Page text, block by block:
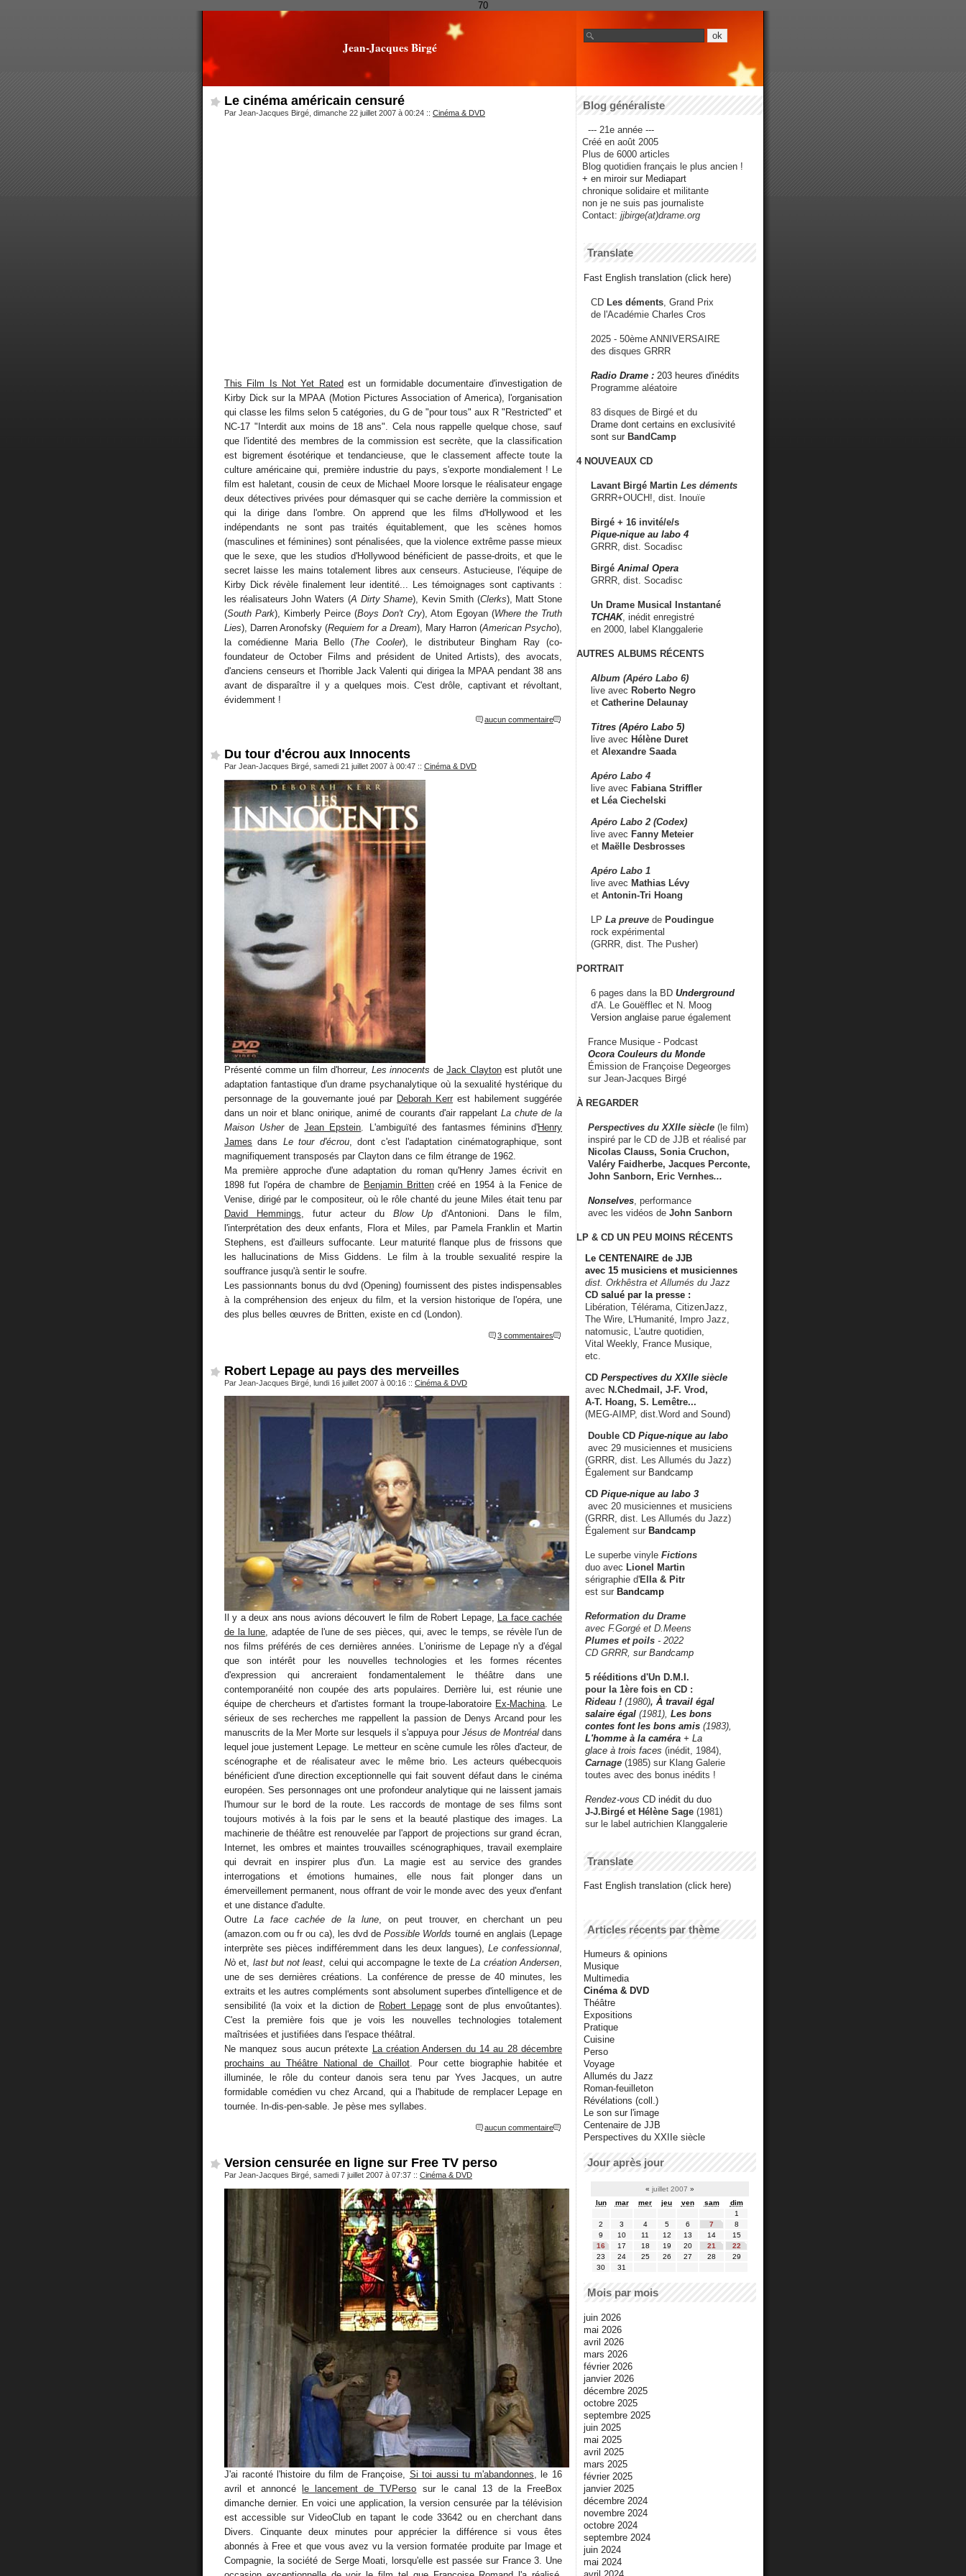
70
Jean-Jacques Birgé
Le cinéma américain censuré
Par Jean-Jacques Birgé, dimanche 22 juillet 2007 à 00:24 :: Cinéma & DVD
This Film Is Not Yet Rated est un formidable documentaire d'investigation de
Kirby Dick sur la MPAA (Motion Pictures Association of America), l'organisation
qui classe les films selon 5 catégories, du G de "pour tous" aux R "Restricted" et
NC-17 "Interdit aux moins de 18 ans". Cela nous rappelle quelque chose, sauf
que l'identité des membres de la commission est secrète, que la classification
est bigrement ésotérique et tendancieuse, que le classement affecte toute la
culture américaine qui, première industrie du pays, s'exporte mondialement ! Le
film est haletant, cousin de ceux de Michael Moore lorsque le réalisateur engage
deux détectives privées pour démasquer qui se cache derrière la commission et
qui la dirige dans l'ombre. On apprend que les films d'Hollywood et les
indépendants ne sont pas traités équitablement, que les scènes homos
(masculines et féminines) sont pénalisées, que la violence extrême passe mieux
que le sexe, que les studios d'Hollywood bénéficient de passe-droits, et que le
secret laisse les mains totalement libres aux censeurs. Astucieuse, l'équipe de
Kirby Dick révèle finalement leur identité... Les témoignages sont captivants :
les réalisateurs John Waters (A Dirty Shame), Kevin Smith (Clerks), Matt Stone
(South Park), Kimberly Peirce (Boys Don't Cry), Atom Egoyan (Where the Truth
Lies), Darren Aronofsky (Requiem for a Dream), Mary Harron (American Psycho),
la comédienne Maria Bello (The Cooler), le distributeur Bingham Ray (co-
foundateur de October Films and président de United Artists), des avocats,
d'anciens censeurs et l'horrible Jack Valenti qui dirigea la MPAA pendant 38 ans
avant de disparaître il y a quelques mois. C'est drôle, captivant et révoltant,
évidemment !
aucun commentaire
Du tour d'écrou aux Innocents
Par Jean-Jacques Birgé, samedi 21 juillet 2007 à 00:47 :: Cinéma & DVD
Présenté comme un film d'horreur, Les innocents de Jack Claytonest plutôt une
adaptation fantastique d'un drame psychanalytique où la sexualité hystérique du
personnage de la gouvernante joué par Deborah Kerr est habilement suggérée
dans un noir et blanc onirique, animé de courants d'air rappelant La chute de la
Maison UsherdeJean Epstein. L'ambiguïté des fantasmes féminins d'Henry
James dans Le tour d'écrou, dont c'est l'adaptation cinématographique, sont
magnifiquement transposés par Clayton dans ce film étrange de 1962.
Ma première approche d'une adaptation du roman qu'Henry James écrivit en
1898 fut l'opéra de chambre de Benjamin Brittencréé en 1954 à la Fenice de
Venise, dirigé par le compositeur, où le rôle chanté du jeune Miles était tenu par
David Hemmings, futur acteur du Blow Up d'Antonioni. Dans le film,
l'interprétation des deux enfants, Flora et Miles, par Pamela Franklin et Martin
Stephens, est d'ailleurs suffocante. Leur maturité flanque plus de frissons que
les hallucinations de Miss Giddens. Le film à la trouble sexualité respire la
souffrance jusqu'à sentir le soufre.
Les passionnants bonus du dvd (Opening) fournissent des pistes indispensables
à la compréhension des enjeux du film, et la version historique de l'opéra, une
des plus belles œuvres de Britten, existe en cd (London).
3 commentaires
Robert Lepage au pays des merveilles
Par Jean-Jacques Birgé, lundi 16 juillet 2007 à 00:16 :: Cinéma & DVD
Il y a deux ans nous avions découvert le film de Robert Lepage, La face cachée
de la lune, adaptée de l'une de ses pièces, qui, avec le temps, se révèle l'un de
nos films préférés de ces dernières années. L'onirisme de Lepage n'y a d'égal
que son intérêt pour les nouvelles technologies et les formes récentes
d'expression qui ancreraient fondamentalement le théâtre dans une
contemporanéité non coupée des arts populaires. Derrière lui, est réunie une
équipe de chercheurs et d'artistes formant la troupe-laboratoire Ex-Machina. Le
sérieux de ses recherches me rappellent la passion de Denys Arcand pour les
manuscrits de la Mer Morte sur lesquels il s'appuya pour Jésus de Montréal dans
lequel joue justement Lepage. Le metteur en scène cumule les rôles d'acteur, de
scénographe et de réalisateur avec le même brio. Les acteurs québecquois
bénéficient d'une direction exceptionnelle qui fait souvent défaut dans le cinéma
européen. Ses personnages ont une profondeur analytique qui ne laissent jamais
l'humour sur le bord de la route. Les raccords de montage de ses films sont
toujours motivés à la fois par le sens et la beauté plastique des images. La
machinerie de théâtre est renouvelée par l'apport de projections sur grand écran,
Internet, les ombres et maintes trouvailles scénographiques, travail exemplaire
qui devrait en inspirer plus d'un. La magie est au service des grandes
interrogations et émotions humaines, elle nous fait plonger dans un
émerveillement permanent, nous offrant de voir le monde avec des yeux d'enfant
et une distance d'adulte.
Outre La face cachée de la lune, on peut trouver, en cherchant un peu
(amazon.com ou fr ou ca), les dvd dePossible Worlds tourné en anglais (Lepage
interprète ses pièces indifféremment dans les deux langues), Le confessionnal,
Nò et, last but not least, celui qui accompagne le texte deLa création Andersen,
une de ses dernières créations. La conférence de presse de 40 minutes, les
extraits et les autres compléments sont absolument superbes d'intelligence et de
sensibilité (la voix et la diction de Robert Lepagesont de plus envoûtantes).
C'est la première fois que je vois les nouvelles technologies totalement
maîtrisées et justifiées dans l'espace théâtral.
Ne manquez sous aucun prétexte La création Andersen du 14 au 28 décembre
prochains au Théâtre National de Chaillot. Pour cette biographie habitée et
illuminée, le rôle du conteur danois sera tenu par Yves Jacques, un autre
formidable comédien vu chez Arcand, qui a l'habitude de remplacer Lepage en
tournée. In-dis-pen-sable. Je pèse mes syllabes.
aucun commentaire
Version censurée en ligne sur Free TV perso
Par Jean-Jacques Birgé, samedi 7 juillet 2007 à 07:37 :: Cinéma & DVD
J'ai raconté l'histoire du film de Françoise, Si toi aussi tu m'abandonnes , le 16
avril et annoncéle lancement de TVPerso sur le canal 13 de la FreeBox
dimanche dernier. En voici une application, la version censurée par la télévision
est accessible sur VideoClub en tapant le code 33642 ou en cherchant dans
Divers. Cinquante deux minutes pour apprécier la différence si vous êtes
abonnés à Free et que vous avez vu la version formatée produite par Image et
Compagnie, la société de Serge Moati, lorsqu'elle est passée sur France 3. Une
Blog généraliste
--- 21e année ---
Créé en août 2005
Plus de 6000 articles
Blog quotidien français le plus ancien !
+ en miroir sur Mediapart
chronique solidaire et militante
non je ne suis pas journaliste
Contact: jjbirge(at)drame.org
Translate
Fast English translation (click here)
CD Les déments , Grand Prix
de l'Académie Charles Cros
2025 - 50ème ANNIVERSAIRE
des disques GRRR
Radio Drame : 203 heures d'inédits
Programme aléatoire
83 disques de Birgé et du
Drame dont certains en exclusivité
sont sur BandCamp
4 NOUVEAUX CD
Lavant Birgé Martin Les déments
GRRR+OUCH!, dist. Inouïe
Birgé + 16 invité/e/s
Pique-nique au labo 4
GRRR, dist. Socadisc
Birgé Animal Opera
GRRR, dist. Socadisc
Un Drame Musical Instantané
TCHAK, inédit enregistré
en 2000, label Klanggalerie
AUTRES ALBUMS RÉCENTS
Album (Apéro Labo 6)
live avec Roberto Negro
et Catherine Delaunay
Titres (Apéro Labo 5)
live avec Hélène Duret
et Alexandre Saada
Apéro Labo 4
live avec Fabiana Striffler
et Léa Ciechelski
Apéro Labo 2 (Codex)
live avec Fanny Meteier
et Maëlle Desbrosses
Apéro Labo 1
live avec Mathias Lévy
et Antonin-Tri Hoang
LP La preuve de Poudingue
rock expérimental
(GRRR, dist. The Pusher)
PORTRAIT
6 pages dans la BD Underground
d'A. Le Gouëfflec et N. Moog
Version anglaise parue également
France Musique - Podcast
Ocora Couleurs du Monde
Émission de Françoise Degeorges
sur Jean-Jacques Birgé
À REGARDER
Perspectives du XXIIe siècle (le film)
inspiré par le CD de JJB et réalisé par
Nicolas Clauss, Sonia Cruchon,
Valéry Faidherbe, Jacques Perconte,
John Sanborn, Eric Vernhes...
Nonselves , performance
avec les vidéos de John Sanborn
LP & CD UN PEU MOINS RÉCENTS
Le CENTENAIRE de JJB
avec 15 musiciens et musiciennes
dist. Orkhêstra et Allumés du Jazz
CD salué par la presse :
Libération, Télérama, CitizenJazz,
The Wire, L'Humanité, Impro Jazz,
natomusic, L'autre quotidien,
Vital Weekly, France Musique,
etc.
CD Perspectives du XXIIe siècle
avec N.Chedmail, J-F. Vrod,
A-T. Hoang, S. Lemêtre...
(MEG-AIMP, dist.Word and Sound)
Double CD Pique-nique au labo
avec 29 musiciennes et musiciens
(GRRR, dist. Les Allumés du Jazz)
Également sur Bandcamp
CD Pique-nique au labo 3
avec 20 musiciennes et musiciens
(GRRR, dist. Les Allumés du Jazz)
Également sur Bandcamp
Le superbe vinyle Fictions
duo avec Lionel Martin
sérigraphie d'Ella & Pitr
est sur Bandcamp
Reformation du Drame
avec F.Gorgé et D.Meens
Plumes et poils - 2022
CD GRRR, sur Bandcamp
5 rééditions d'Un D.M.I.
pour la 1ère fois en CD :
Rideau ! (1980), À travail égal
salaire égal (1981), Les bons
contes font les bons amis (1983),
L'homme à la caméra + La
glace à trois faces (inédit, 1984),
Carnage (1985) sur Klang Galerie
toutes avec des bonus inédits !
Rendez-vous CD inédit du duo
J-J.Birgé et Hélène Sage (1981)
sur le label autrichien Klanggalerie
Translate
Fast English translation (click here)
Articles récents par thème
Humeurs & opinions
Musique
Multimedia
Cinéma & DVD
Théâtre
Expositions
Pratique
Cuisine
Perso
Voyage
Allumés du Jazz
Roman-feuilleton
Révélations (coll.)
Le son sur l'image
Centenaire de JJB
Perspectives du XXIIe siècle
Jour après jour
« juillet 2007 »
lun
mar mer jeu ven sam
dim
1
2
3 4 5 6 7
8
9
10 11 12 13 14
15
16
17 18 19 20 21
22
23
24 25 26 27 28
29
30
31
Mois par mois
juin 2026
mai 2026
avril 2026
mars 2026
février 2026
janvier 2026
décembre 2025
octobre 2025
septembre 2025
juin 2025
mai 2025
avril 2025
mars 2025
février 2025
janvier 2025
décembre 2024
novembre 2024
octobre 2024
septembre 2024
juin 2024
mai 2024